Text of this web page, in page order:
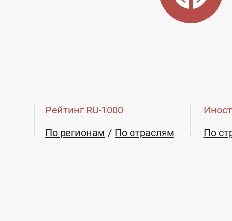
Рейтинг RU-1000
По регионам
По отраслям
По